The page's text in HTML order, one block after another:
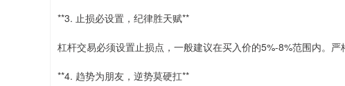
**3. 止损必设置，纪律胜天赋**
杠杆交易必须设置止损点，一般建议在买入价的5%-8%范围内。严
**4. 趋势为朋友，逆势莫硬扛**